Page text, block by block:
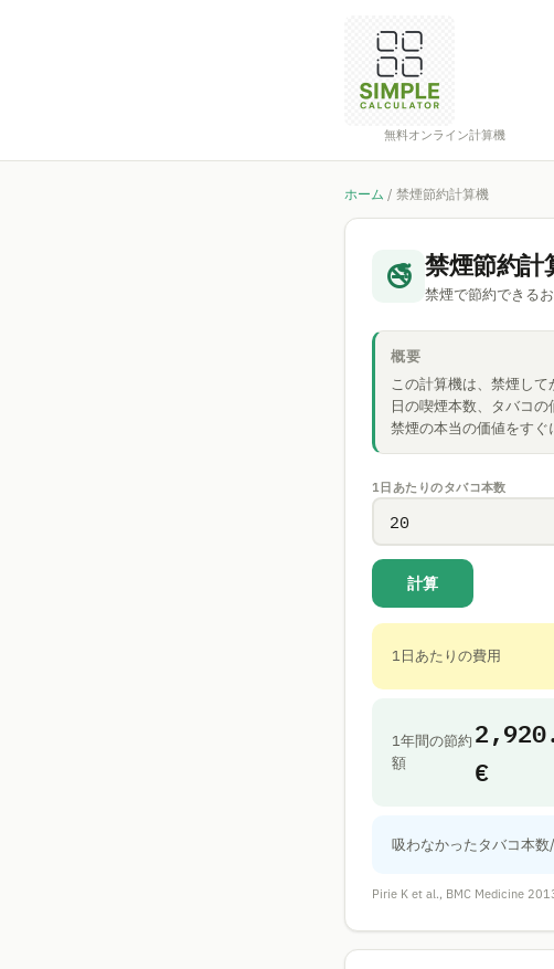
無料オンライン計算機
ホーム / 禁煙節約計算機
🚭 禁煙節約計
禁煙で節約できる
概要
この計算機は、禁煙し
日の喫煙本数、タバコ
禁煙の本当の価値をすぐ
1日あたりのタバコ本数
計算
1日あたりの費用
1年間の節約
額
€
吸わなかったタバコ本
Pirie K et al., BMC Medicine